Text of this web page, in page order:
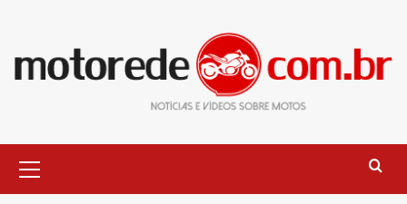
content
Menu